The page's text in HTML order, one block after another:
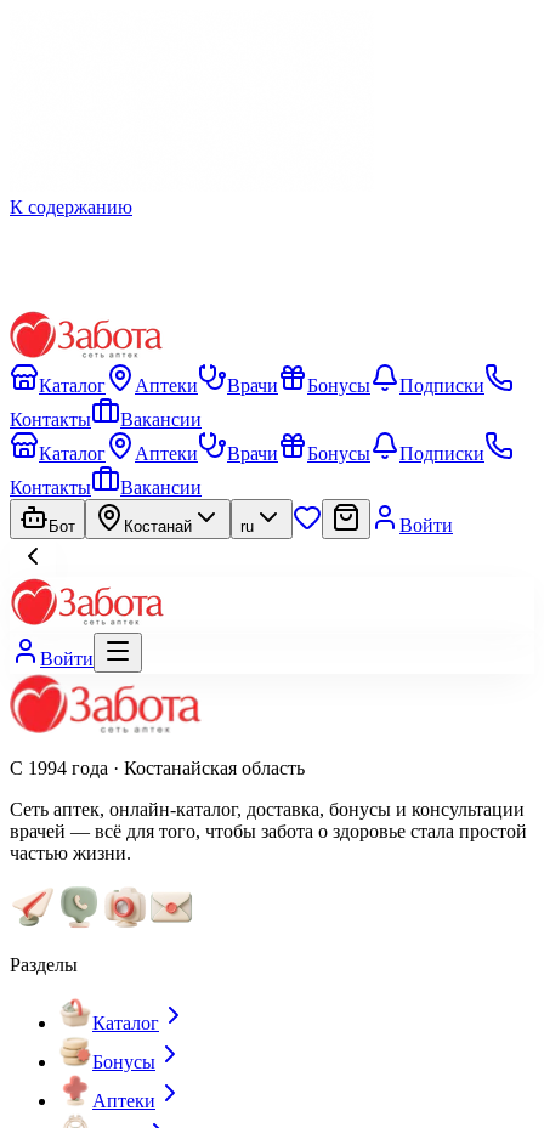
К содержанию
Каталог Аптеки Врачи Бонусы
Подписки
Контакты
Вакансии
Каталог
Аптеки Врачи Бонусы
Подписки
Контакты
Вакансии
Бот Костанай ru Войти
Войти
С 1994 года · Костанайская область
Сеть аптек, онлайн-каталог, доставка, бонусы и консультации
врачей — всё для того, чтобы забота о здоровье стала простой
частью жизни.
Разделы
Каталог
Бонусы
Аптеки